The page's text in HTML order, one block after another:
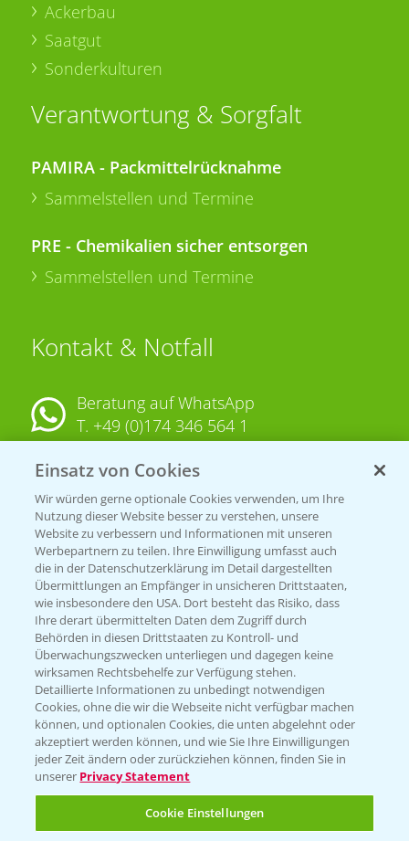
Ackerbau
Saatgut
Sonderkulturen
Verantwortung & Sorgfalt
PAMIRA - Packmittelrücknahme
Sammelstellen und Termine
PRE - Chemikalien sicher entsorgen
Sammelstellen und Termine
Kontakt & Notfall
Beratung auf WhatsApp
T. +49 (0)174 346 564 1
KONTAKT
Hilfe in Notfällen
T.+49 (0)214/30-20220
Folgen Sie uns
Einsatz von Cookies
Wir würden gerne optionale Cookies verwenden, um Ihre
Nutzung dieser Website besser zu verstehen, unsere
Website zu verbessern und Informationen mit unseren
Werbepartnern zu teilen. Ihre Einwilligung umfasst auch
die in der Datenschutzerklärung im Detail dargestellten
Übermittlungen an Empfänger in unsicheren Drittstaaten,
wie insbesondere den USA. Dort besteht das Risiko, dass
Ihre derart übermittelten Daten dem Zugriff durch
Behörden in diesen Drittstaaten zu Kontroll- und
Überwachungszwecken unterliegen und dagegen keine
wirksamen Rechtsbehelfe zur Verfügung stehen.
Detaillierte Informationen zu unbedingt notwendigen
Cookies, ohne die wir die Webseite nicht verfügbar machen
können, und optionalen Cookies, die unten abgelehnt oder
akzeptiert werden können, und wie Sie Ihre Einwilligungen
jeder Zeit ändern oder zurückziehen können, finden Sie in
unserer Privacy Statement
Cookie Einstellungen